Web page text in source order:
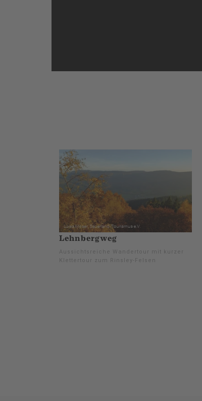
Lehnbergweg
Aussichtsreiche Wandertour mit kurzer
Klettertour zum Rinsley-Felsen